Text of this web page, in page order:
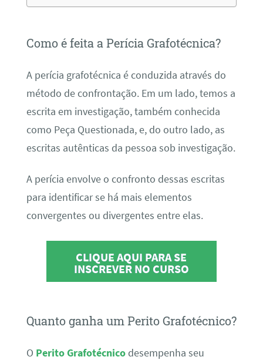
Como é feita a Perícia Grafotécnica?
A perícia grafotécnica é conduzida através do
método de confrontação. Em um lado, temos a
escrita em investigação, também conhecida
como Peça Questionada, e, do outro lado, as
escritas autênticas da pessoa sob investigação.
A perícia envolve o confronto dessas escritas
para identificar se há mais elementos
convergentes ou divergentes entre elas.
CLIQUE AQUI PARA SE
INSCREVER NO CURSO
Quanto ganha um Perito Grafotécnico?
O Perito Grafotécnicodesempenha seu